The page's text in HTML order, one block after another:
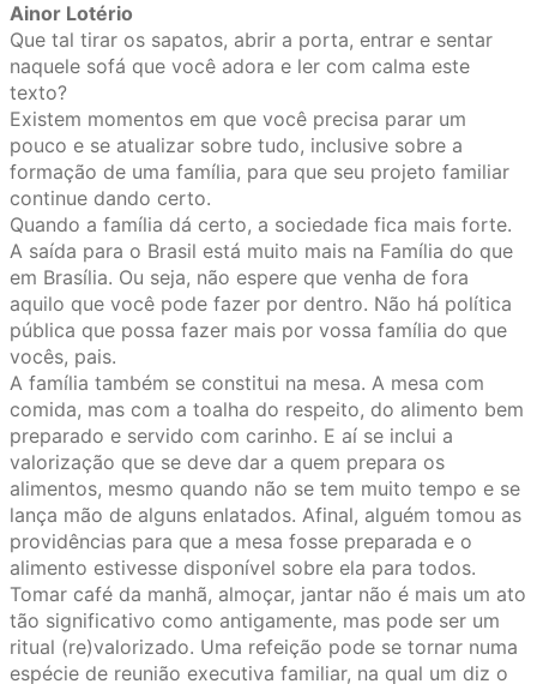
Ainor Lotério
Que tal tirar os sapatos, abrir a porta, entrar e sentar
naquele sofá que você adora e ler com calma este
texto?
Existem momentos em que você precisa parar um
pouco e se atualizar sobre tudo, inclusive sobre a
formação de uma família, para que seu projeto familiar
continue dando certo.
Quando a família dá certo, a sociedade fica mais forte.
A saída para o Brasil está muito mais na Família do que
em Brasília. Ou seja, não espere que venha de fora
aquilo que você pode fazer por dentro. Não há política
pública que possa fazer mais por vossa família do que
vocês, pais.
A família também se constitui na mesa. A mesa com
comida, mas com a toalha do respeito, do alimento bem
preparado e servido com carinho. E aí se inclui a
valorização que se deve dar a quem prepara os
alimentos, mesmo quando não se tem muito tempo e se
lança mão de alguns enlatados. Afinal, alguém tomou as
providências para que a mesa fosse preparada e o
alimento estivesse disponível sobre ela para todos.
Tomar café da manhã, almoçar, jantar não é mais um ato
tão significativo como antigamente, mas pode ser um
ritual (re)valorizado. Uma refeição pode se tornar numa
espécie de reunião executiva familiar, na qual um diz o